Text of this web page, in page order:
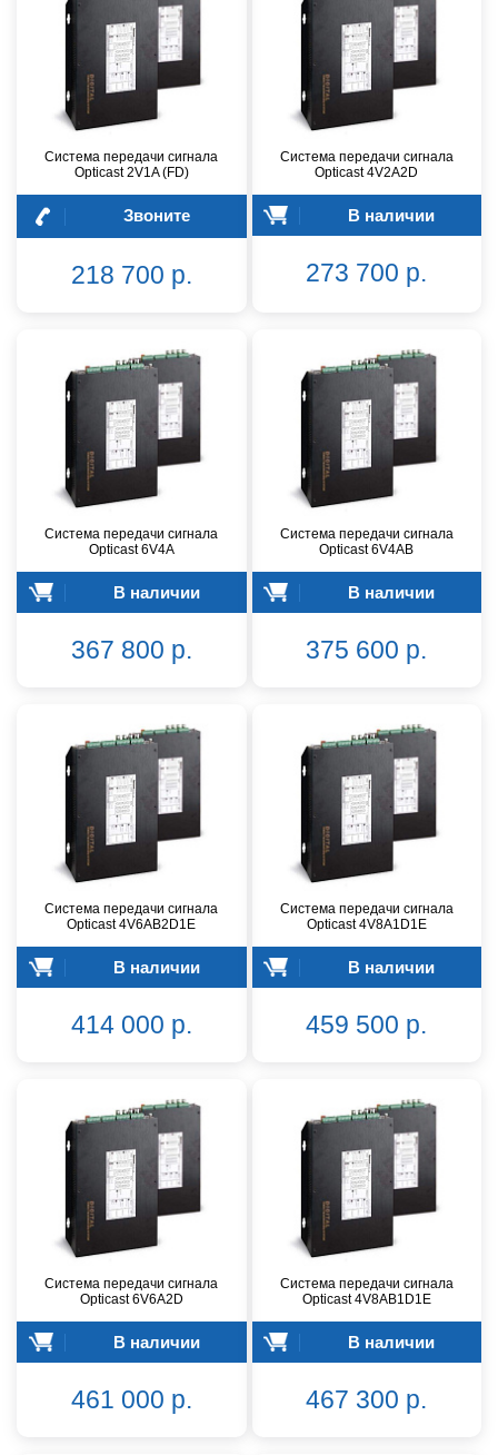
Система передачи сигнала
Opticast 2V1A (FD)
Звоните
218 700 р.
Система передачи сигнала
Opticast 4V2A2D
В наличии
273 700 р.
Система передачи сигнала
Opticast 6V4A
В наличии
367 800 р.
Система передачи сигнала
Opticast 6V4AB
В наличии
375 600 р.
Система передачи сигнала
Opticast 4V6AB2D1E
В наличии
414 000 р.
Система передачи сигнала
Opticast 4V8A1D1E
В наличии
459 500 р.
Система передачи сигнала
Opticast 6V6A2D
В наличии
461 000 р.
Система передачи сигнала
Opticast 4V8AB1D1E
В наличии
467 300 р.